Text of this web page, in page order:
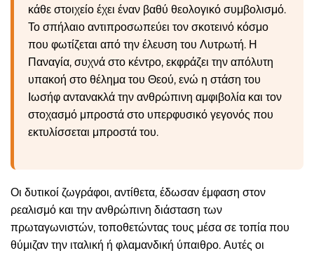
κάθε στοιχείο έχει έναν βαθύ θεολογικό συμβολισμό.
Το σπήλαιο αντιπροσωπεύει τον σκοτεινό κόσμο
που φωτίζεται από την έλευση του Λυτρωτή. Η
Παναγία, συχνά στο κέντρο, εκφράζει την απόλυτη
υπακοή στο θέλημα του Θεού, ενώ η στάση του
Ιωσήφ αντανακλά την ανθρώπινη αμφιβολία και τον
στοχασμό μπροστά στο υπερφυσικό γεγονός που
εκτυλίσσεται μπροστά του.
Οι δυτικοί ζωγράφοι, αντίθετα, έδωσαν έμφαση στον
ρεαλισμό και την ανθρώπινη διάσταση των
πρωταγωνιστών, τοποθετώντας τους μέσα σε τοπία που
θύμιζαν την ιταλική ή φλαμανδική ύπαιθρο. Αυτές οι